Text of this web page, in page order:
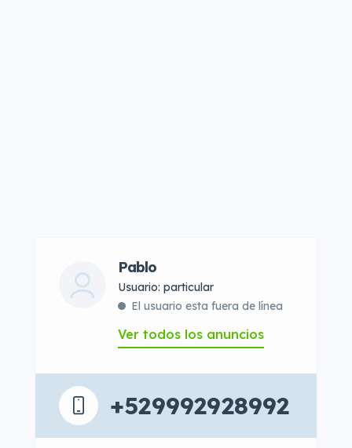
Pablo
usuario: particular
El usuario esta fuera de línea
Ver todos los anuncios
+529992928992